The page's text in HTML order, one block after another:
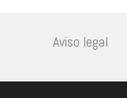
Aviso legal